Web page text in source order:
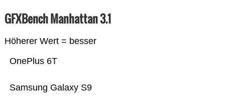
GFXBench Manhattan 3.1
Höherer Wert = besser
Samsung Galaxy S9
OnePlus 6T